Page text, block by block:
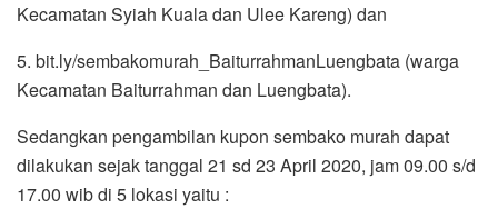
Kecamatan Syiah Kuala dan Ulee Kareng) dan
5. bit.ly/sembakomurah_BaiturrahmanLuengbata (warga
Kecamatan Baiturrahman dan Luengbata).
Sedangkan pengambilan kupon sembako murah dapat
dilakukan sejak tanggal 21 sd 23 April 2020, jam 09.00 s/d
17.00 wib di 5 lokasi yaitu :